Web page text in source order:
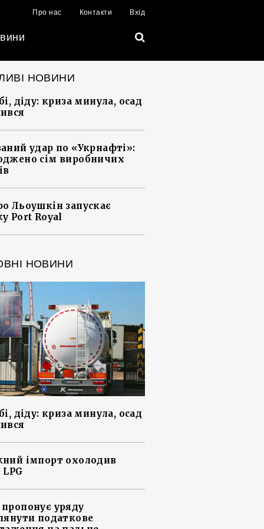
Про нас Контакти Вхід
НОВИНИ
діду: криза минула, осад
удар по «Укрнафті»:
сім виробничих
Льоушкін запускає
Port Royal
НОВИНИ
діду: криза минула, осад
імпорт охолодив
уряду
податкове